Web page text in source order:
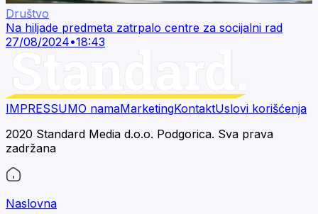
Društvo
Na hiljade predmeta zatrpalo centre za socijalni rad
27/08/2024•18:43
IMPRESSUMO namaMarketingKontaktUslovi korišćenja
2020 Standard Media d.o.o. Podgorica. Sva prava
zadržana
Naslovna